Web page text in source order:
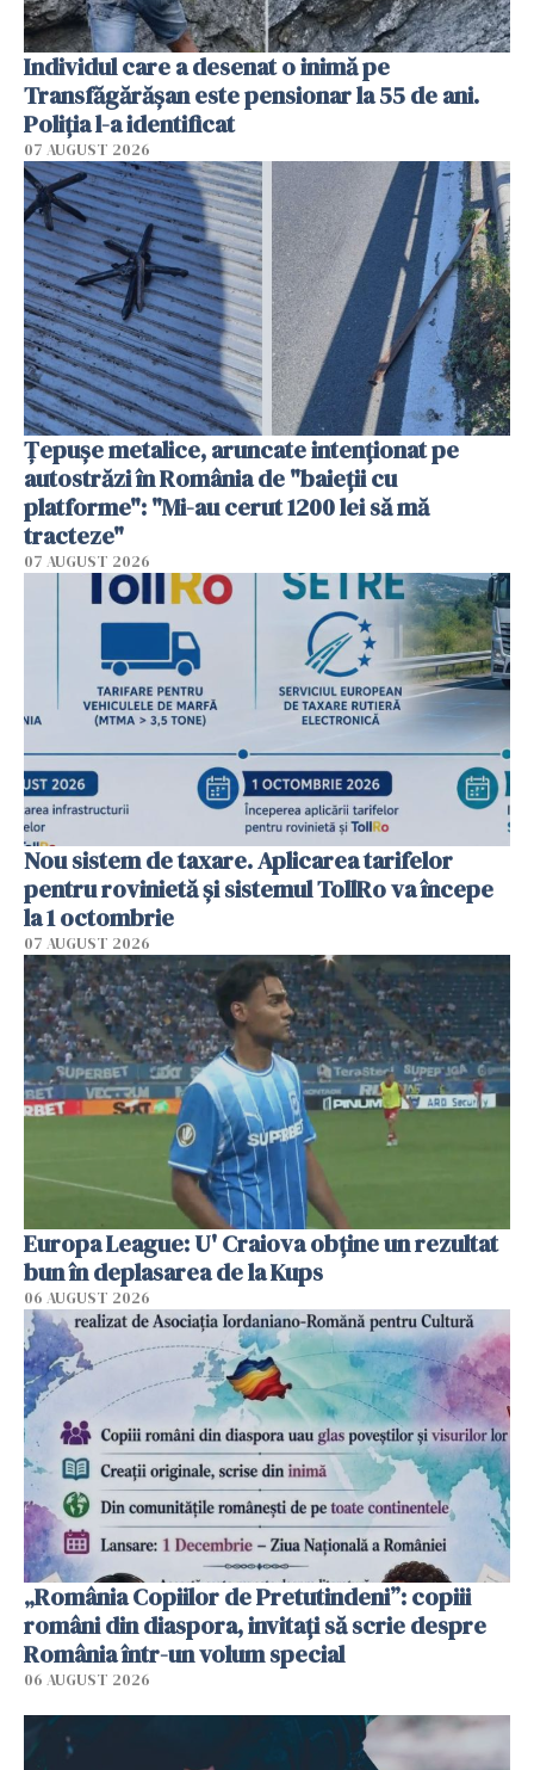
Individul care a desenat o inimă pe
Transfăgărășan este pensionar la 55 de ani.
Poliția l-a identificat
07 AUGUST 2026
Țepușe metalice, aruncate intenționat pe
autostrăzi în România de "baieții cu
platforme": "Mi-au cerut 1200 lei să mă
tracteze"
07 AUGUST 2026
Nou sistem de taxare. Aplicarea tarifelor
pentru rovinietă şi sistemul TollRo va începe
la 1 octombrie
07 AUGUST 2026
Europa League: U' Craiova obține un rezultat
bun în deplasarea de la Kups
06 AUGUST 2026
„România Copiilor de Pretutindeni”: copiii
români din diaspora, invitați să scrie despre
România într-un volum special
06 AUGUST 2026